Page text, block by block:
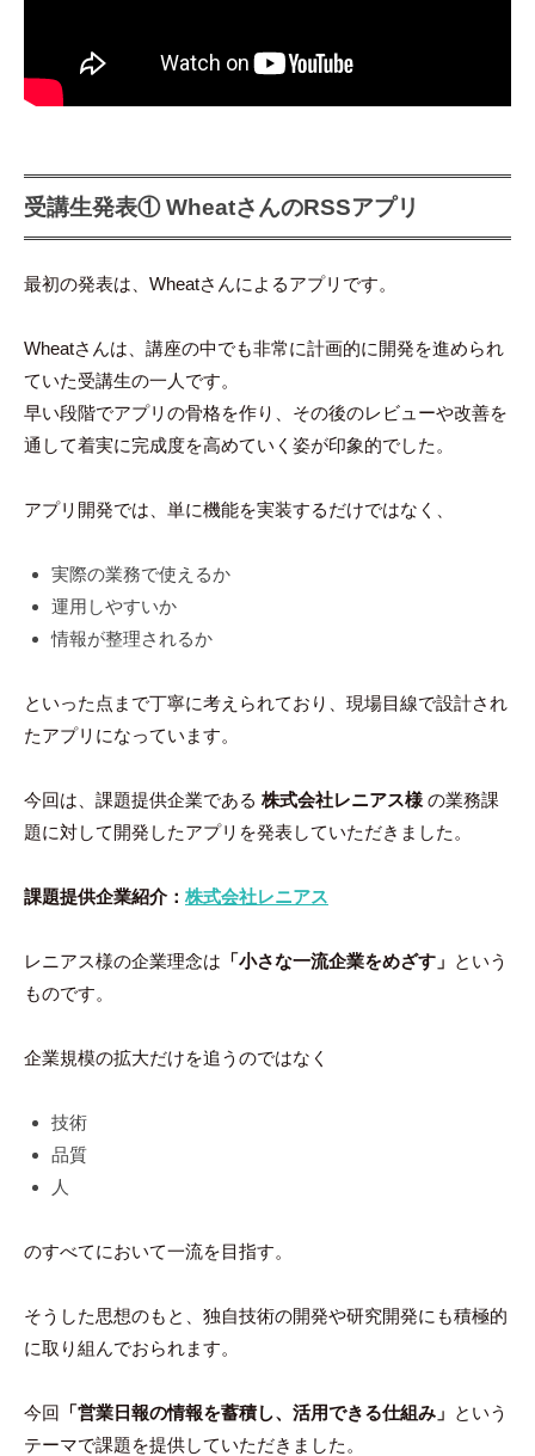
受講生発表① WheatさんのRSSアプリ
最初の発表は、Wheatさんによるアプリです。
Wheatさんは、講座の中でも非常に計画的に開発を進められ
ていた受講生の一人です。
早い段階でアプリの骨格を作り、その後のレビューや改善を
通して着実に完成度を高めていく姿が印象的でした。
アプリ開発では、単に機能を実装するだけではなく、
実際の業務で使えるか
運用しやすいか
情報が整理されるか
といった点まで丁寧に考えられており、現場目線で設計され
たアプリになっています。
今回は、課題提供企業である 株式会社レニアス様 の業務課
題に対して開発したアプリを発表していただきました。
課題提供企業紹介： 株式会社レニアス
レニアス様の企業理念は 「小さな一流企業をめざす」 という
ものです。
企業規模の拡大だけを追うのではなく
技術
品質
人
のすべてにおいて一流を目指す。
そうした思想のもと、独自技術の開発や研究開発にも積極的
に取り組んでおられます。
今回 「営業日報の情報を蓄積し、活用できる仕組み」 という
テーマで課題を提供していただきました。